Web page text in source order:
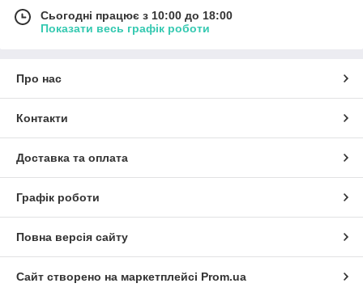
Сьогодні працює з 10:00 до 18:00
Показати весь графік роботи
Про нас
Контакти
Доставка та оплата
Графік роботи
Повна версія сайту
Сайт створено на маркетплейсі Prom.ua